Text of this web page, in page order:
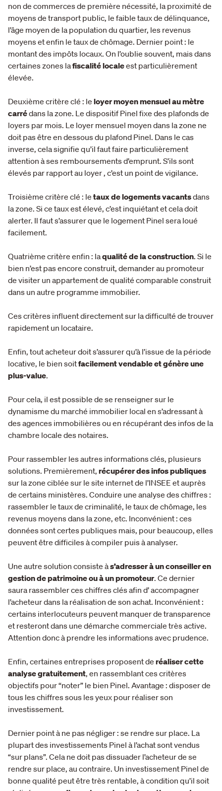
non de commerces de première nécessité, la proximité de
moyens de transport public, le faible taux de délinquance,
l’âge moyen de la population du quartier, les revenus
moyens et enfin le taux de chômage. Dernier point : le
montant des impôts locaux. On l’oublie souvent, mais dans
certaines zones lafiscalité localeest particulièrement
élevée.
Deuxième critère clé : le loyer moyen mensuel au mètre
carrédans la zone. Le dispositif Pinel fixe des plafonds de
loyers par mois. Le loyer mensuel moyen dans la zone ne
doit pas être en dessous du plafond Pinel. Dans le cas
inverse, cela signifie qu’il faut faire particulièrement
attention à ses remboursements d’emprunt. S’ils sont
élevés par rapport au loyer , c’est un point de vigilance.
Troisième critère clé : le taux de logements vacantsdans
la zone. Si ce taux est élevé, c’est inquiétant et cela doit
alerter. Il faut s’assurer que le logement Pinel sera loué
facilement.
Quatrième critère enfin : laqualité de la construction. Si le
bien n’est pas encore construit, demander au promoteur
de visiter un appartement de qualité comparable construit
dans un autre programme immobilier.
Ces critères influent directement sur la difficulté de trouver
rapidement un locataire.
Enfin, tout acheteur doit s’assurer qu’à l’issue de la période
locative, le bien soitfacilement vendable et génère une
plus-value.
Pour cela, il est possible de se renseigner sur le
dynamisme du marché immobilier local en s’adressant à
des agences immobilières ou en récupérant des infos de la
chambre locale des notaires.
Pour rassembler les autres informations clés, plusieurs
solutions. Premièrement, récupérer des infos publiques
sur la zone ciblée sur le site internet de l’INSEE et auprès
de certains ministères. Conduire une analyse des chiffres :
rassembler le taux de criminalité, le taux de chômage, les
revenus moyens dans la zone, etc. Inconvénient : ces
données sont certes publiques mais, pour beaucoup, elles
peuvent être difficiles à compiler puis à analyser.
Une autre solution consiste às’adresser à un conseiller en
gestion de patrimoine ou à un promoteur. Ce dernier
saura rassembler ces chiffres clés afin d’ accompagner
l’acheteur dans la réalisation de son achat. Inconvénient :
certains interlocuteurs peuvent manquer de transparence
et resteront dans une démarche commerciale très active.
Attention donc à prendre les informations avec prudence.
Enfin, certaines entreprises proposent de réaliser cette
analyse gratuitement, en rassemblant ces critères
objectifs pour “noter” le bien Pinel. Avantage : disposer de
tous les chiffres sous les yeux pour réaliser son
investissement.
Dernier point à ne pas négliger : se rendre sur place. La
plupart des investissements Pinel à l’achat sont vendus
“sur plans”. Cela ne doit pas dissuader l’acheteur de se
rendre sur place, au contraire. Un investissement Pinel de
bonne qualité peut être très rentable, à condition qu’il soit